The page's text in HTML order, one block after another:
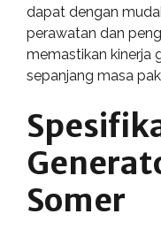
dapat dengan
perawatan dan
memastikan kinerja
sepanjang masa
Somer